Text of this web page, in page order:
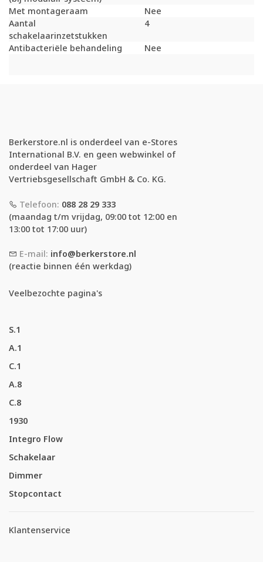
Met montageraam
Nee
Aantal
schakelaarinzetstukken
4
Antibacteriële behandeling Nee
Berkerstore.nl is onderdeel van e-Stores
International B.V. en geen webwinkel of
onderdeel van Hager
Vertriebsgesellschaft GmbH & Co. KG.
Telefoon: 088 28 29 333
(maandag t/m vrijdag, 09:00 tot 12:00 en
13:00 tot 17:00 uur)
E-mail: info@berkerstore.nl
(reactie binnen één werkdag)
Veelbezochte pagina's
S.1
A.1
C.1
A.8
C.8
1930
Integro Flow
Schakelaar
Dimmer
Stopcontact
Klantenservice